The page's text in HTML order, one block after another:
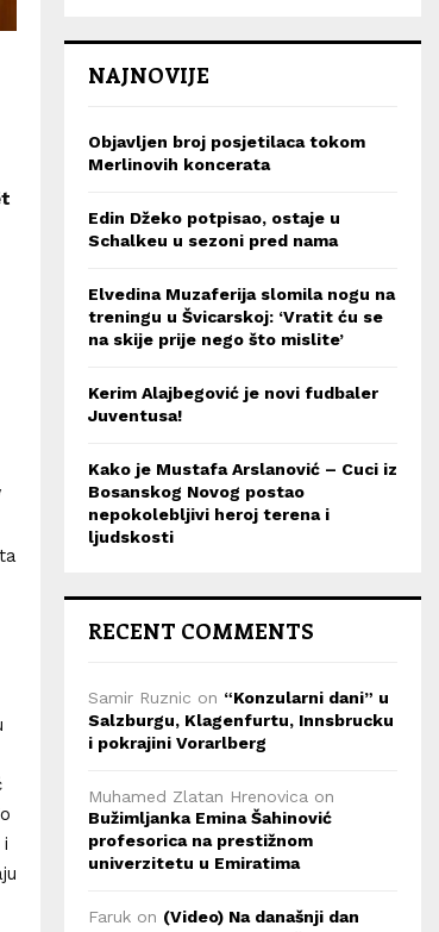
NAJNOVIJE
Objavljen broj posjetilaca tokom
Merlinovih koncerata
Edin Džeko potpisao, ostaje u
Schalkeu u sezoni pred nama
Elvedina Muzaferija slomila nogu na
treningu u Švicarskoj: ‘Vratit ću se
na skije prije nego što mislite’
Kerim Alajbegović je novi fudbaler
Juventusa!
Kako je Mustafa Arslanović – Cuci iz
Bosanskog Novog postao
nepokolebljivi heroj terena i
ljudskosti
RECENT COMMENTS
Samir Ruznic on “Konzularni dani” u
Salzburgu, Klagenfurtu, Innsbrucku
i pokrajini Vorarlberg
Muhamed Zlatan Hrenovica on
Bužimljanka Emina Šahinović
profesorica na prestižnom
univerzitetu u Emiratima
Faruk on (Video) Na današnji dan